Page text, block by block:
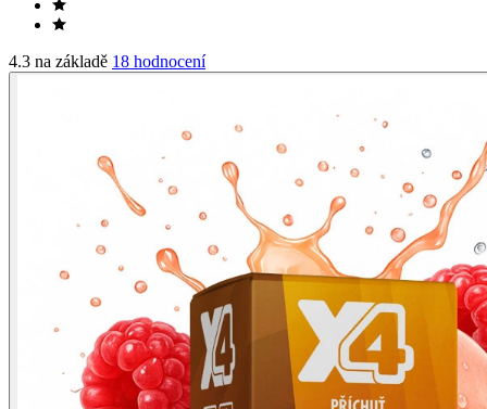
4.3 na základě 18 hodnocení